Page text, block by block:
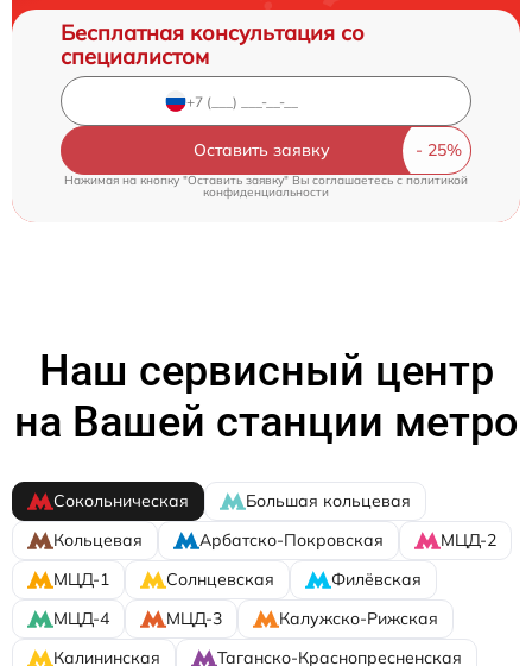
Бесплатная консультация со
специалистом
Оставить заявку
Нажимая на кнопку "Оставить заявку" Вы соглашаетесь c политикой
конфиденциальности
Наш сервисный центр
на Вашей станции метро
Сокольническая
Большая кольцевая
Кольцевая
Арбатско-Покровская
МЦД-2
МЦД-1
Солнцевская
Филёвская
МЦД-4
МЦД-3
Калужско-Рижская
Калининская
Таганско-Краснопресненская